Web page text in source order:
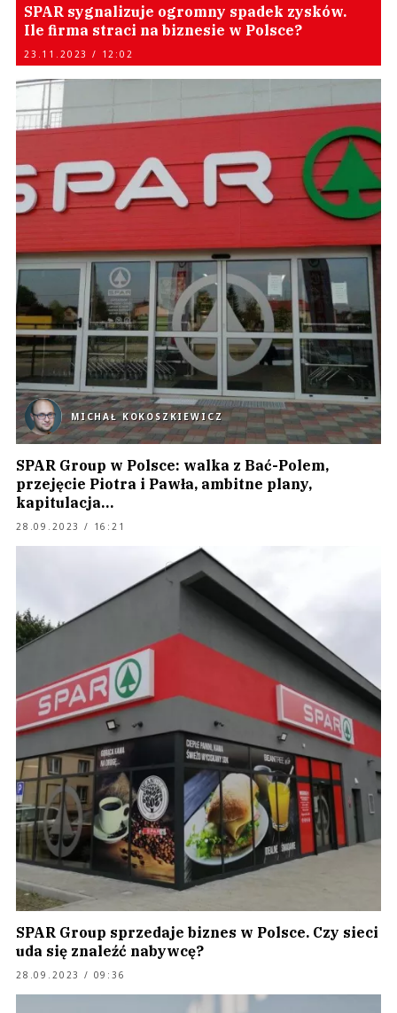
SPAR sygnalizuje ogromny spadek zysków.
Ile firma straci na biznesie w Polsce?
23.11.2023 / 12:02
MICHAŁ KOKOSZKIEWICZ
SPAR Group w Polsce: walka z Bać-Polem,
przejęcie Piotra i Pawła, ambitne plany,
kapitulacja…
28.09.2023 / 16:21
SPAR Group sprzedaje biznes w Polsce. Czy sieci
uda się znaleźć nabywcę?
28.09.2023 / 09:36